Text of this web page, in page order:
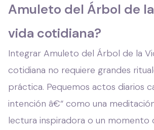
Amuleto del Árbol de
vida cotidiana?
Integrar Amuleto del Árbol de la
cotidiana no requiere grandes
práctica. Pequemos actos diarios
intención â€“ como una
lectura inspiradora o un momento